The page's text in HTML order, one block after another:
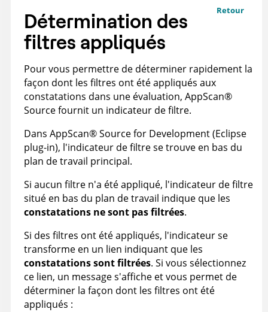
Retour
Détermination des
filtres appliqués
Pour vous permettre de déterminer rapidement la
façon dont les filtres ont été appliqués aux
constatations dans une évaluation, AppScan®
Sourcefournit un indicateur de filtre.
Dans AppScan®Source for Development (Eclipse
plug-in), l'indicateur de filtre se trouve en bas du
plan de travail principal.
Si aucun filtre n'a été appliqué, l'indicateur de filtre
situé en bas du plan de travail indique que les
constatations ne sont pas filtrées.
Si des filtres ont été appliqués, l'indicateur se
transforme en un lien indiquant que les
constatations sont filtrées. Si vous sélectionnez
ce lien, un message s'affiche et vous permet de
déterminer la façon dont les filtres ont été
appliqués :